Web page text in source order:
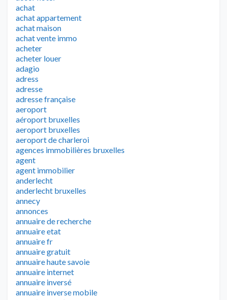
achat
achat appartement
achat maison
achat vente immo
acheter
acheter louer
adagio
adress
adresse
adresse française
aeroport
aéroport bruxelles
aeroport bruxelles
aeroport de charleroi
agences immobilières bruxelles
agent
agent immobilier
anderlecht
anderlecht bruxelles
annecy
annonces
annuaire de recherche
annuaire etat
annuaire fr
annuaire gratuit
annuaire haute savoie
annuaire internet
annuaire inversé
annuaire inverse mobile